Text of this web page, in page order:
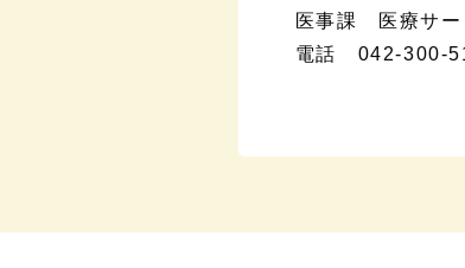
医事課 医療サ
電話 042-300-